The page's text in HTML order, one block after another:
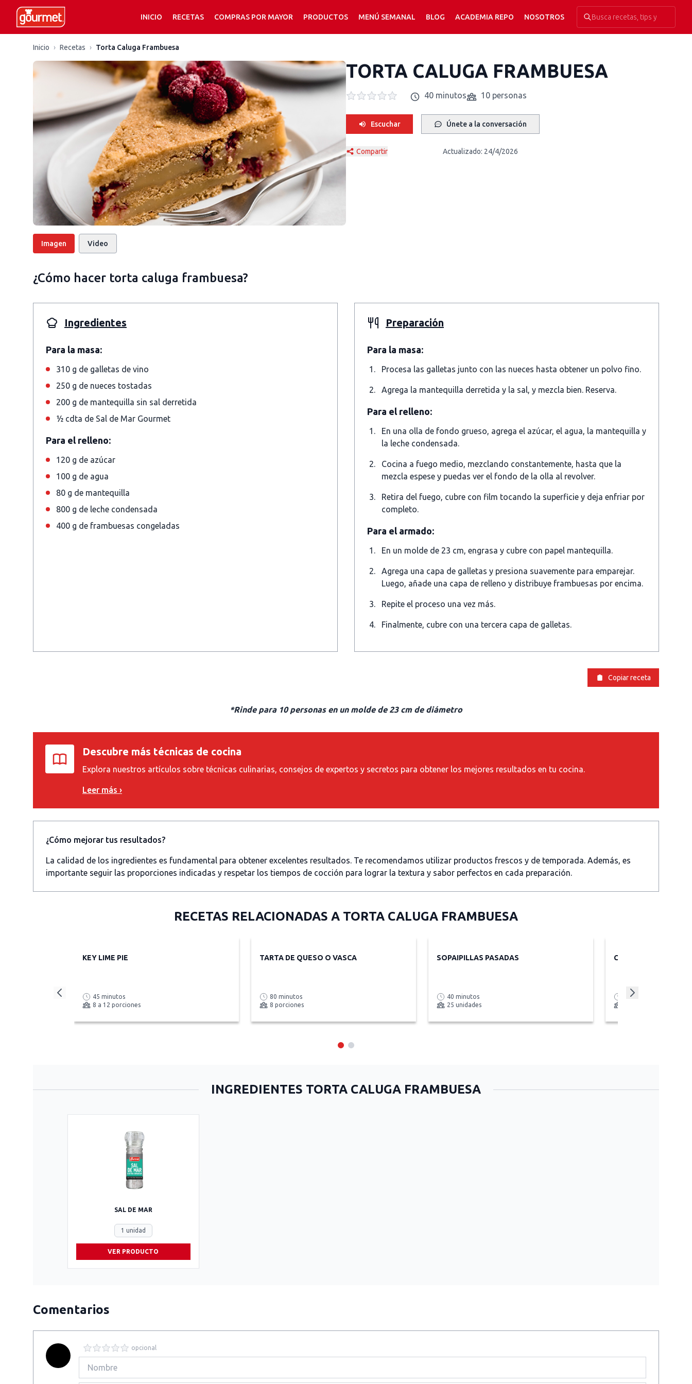
INICIO RECETAS COMPRAS POR MAYOR PRODUCTOS MENÚ SEMANAL BLOG ACADEMIA REPO NOSOTROS
Inicio › Recetas › Torta Caluga Frambuesa
Imagen Video
TORTA CALUGA FRAMBUESA
40 minutos 10 personas
Escuchar Únete a la conversación
Compartir Actualizado: 24/4/2026
¿Cómo hacer torta caluga frambuesa?
Ingredientes
Para la masa:
310 g de galletas de vino
250 g de nueces tostadas
200 g de mantequilla sin sal derretida
½ cdta de Sal de Mar Gourmet
Para el relleno:
120 g de azúcar
100 g de agua
80 g de mantequilla
800 g de leche condensada
400 g de frambuesas congeladas
Preparación
Para la masa:
Procesa las galletas junto con las nueces hasta obtener un polvo fino.
Agrega la mantequilla derretida y la sal, y mezcla bien. Reserva.
Para el relleno:
En una olla de fondo grueso, agrega el azúcar, el agua, la mantequilla y
la leche condensada.
Cocina a fuego medio, mezclando constantemente, hasta que la
mezcla espese y puedas ver el fondo de la olla al revolver.
Retira del fuego, cubre con film tocando la superficie y deja enfriar por
completo.
Para el armado:
En un molde de 23 cm, engrasa y cubre con papel mantequilla.
Agrega una capa de galletas y presiona suavemente para emparejar.
Luego, añade una capa de relleno y distribuye frambuesas por encima.
Repite el proceso una vez más.
Finalmente, cubre con una tercera capa de galletas.
Copiar receta
*Rinde para 10 personas en un molde de 23 cm de diámetro
Descubre más técnicas de cocina
Explora nuestros artículos sobre técnicas culinarias, consejos de expertos y secretos para obtener los mejores resultados en tu cocina.
Leer más ›
¿Cómo mejorar tus resultados?
La calidad de los ingredientes es fundamental para obtener excelentes resultados. Te recomendamos utilizar productos frescos y de temporada. Además, es
importante seguir las proporciones indicadas y respetar los tiempos de cocción para lograr la textura y sabor perfectos en cada preparación.
RECETAS RELACIONADAS A TORTA CALUGA FRAMBUESA
KEY LIME PIE
45 minutos
8 a 12 porciones
TARTA DE QUESO O VASCA
80 minutos
8 porciones
SOPAIPILLAS PASADAS
40 minutos
25 unidades
CARROT CAKE
90 minutos
INGREDIENTES TORTA CALUGA FRAMBUESA
SAL DE MAR
1 unidad
VER PRODUCTO
Comentarios
opcional